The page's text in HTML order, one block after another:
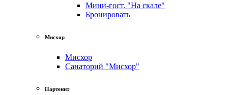
Мини-гост. "На скале"
Бронировать
Мисхор
Мисхор
Санаторий "Мисхор"
Партенит